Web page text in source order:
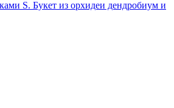
S. Букет из орхидеи дендробиум и